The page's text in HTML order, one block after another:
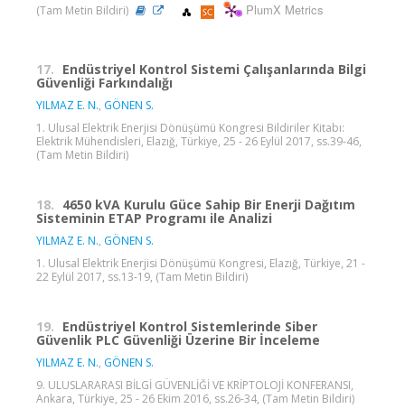
(Tam Metin Bildiri)
PlumX Metrics
17. Endüstriyel Kontrol Sistemi Çalışanlarında Bilgi
Güvenliği Farkındalığı
YILMAZ E. N., GÖNEN S.
1. Ulusal Elektrik Enerjisi Dönüşümü Kongresi Bildiriler Kitabı:
Elektrik Mühendisleri, Elazığ, Türkiye, 25 - 26 Eylül 2017, ss.39-46,
(Tam Metin Bildiri)
18. 4650 kVA Kurulu Güce Sahip Bir Enerji Dağıtım
Sisteminin ETAP Programı ile Analizi
YILMAZ E. N., GÖNEN S.
1. Ulusal Elektrik Enerjisi Dönüşümü Kongresi, Elazığ, Türkiye, 21 -
22 Eylül 2017, ss.13-19, (Tam Metin Bildiri)
19. Endüstriyel Kontrol Sistemlerinde Siber
Güvenlik PLC Güvenliği Üzerine Bir İnceleme
YILMAZ E. N., GÖNEN S.
9. ULUSLARARASI BİLGİ GÜVENLİĞİ VE KRİPTOLOJİ KONFERANSI,
Ankara, Türkiye, 25 - 26 Ekim 2016, ss.26-34, (Tam Metin Bildiri)